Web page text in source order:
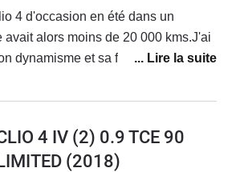
4 d'occasion en été dans un
avait alors moins de 20 000 kms.J'ai
dynamisme et sa faible
mis à grincer très fort sur chaque
Renault, c'est un défaut de
peux rien faire...Vente avec vice de
4 IV (2) 0.9 TCE 90
(2018)